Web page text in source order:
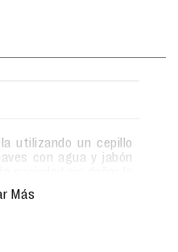
utilizando un cepillo
con agua y jabón
asegúrate de
Más